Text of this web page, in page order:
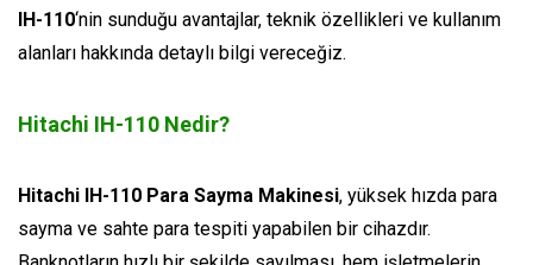
IH-110‘nin sunduğu avantajlar, teknik özellikleri ve kullanım
alanları hakkında detaylı bilgi vereceğiz.
Hitachi IH-110 Nedir?
Hitachi IH-110 Para Sayma Makinesi, yüksek hızda para
sayma ve sahte para tespiti yapabilen bir cihazdır.